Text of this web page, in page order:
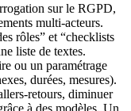
sur le RGPD,
multi-acteurs.
rôles” et “checklists
liste de textes.
ou un paramétrage
durées, mesures).
retours, diminuer
à des modèles. Un